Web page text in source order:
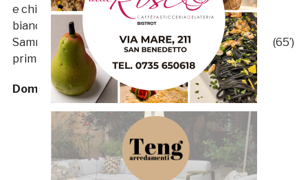
e chiuse. Secondo tempo più vivo e vantaggio
biancorosso, firma Esposito: al 62’ è 1 a 0. La
Sammaurese reagisce immediatamente ed Errico (65’)
prima e Paganelli (68’) poi ribaltano la situazione.
Domenico Del Zompo